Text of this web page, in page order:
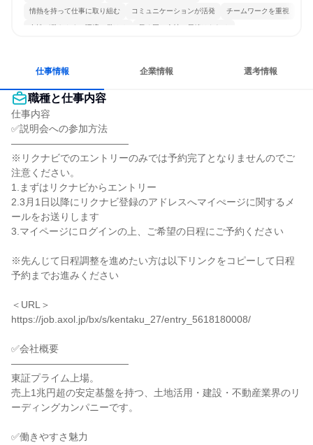
情熱を持って仕事に取り組む コミュニケーションが活発 チームワークを重視
女性が働きやすい環境で働ける 長く同じ会社に居続けられる
仕事情報 企業情報 選考情報
職種と仕事内容
仕事内容
✅説明会への参加方法
――――――――――――
※リクナビでのエントリーのみでは予約完了となりませんのでご
注意ください。
1.まずはリクナビからエントリー
2.3月1日以降にリクナビ登録のアドレスへマイぺージに関するメ
ールをお送りします
3.マイページにログインの上、ご希望の日程にご予約ください
※先んじて日程調整を進めたい方は以下リンクをコピーして日程
予約までお進みください
＜URL＞
https://job.axol.jp/bx/s/kentaku_27/entry_5618180008/
✅会社概要
――――――――――――
東証プライム上場。
売上1兆円超の安定基盤を持つ、土地活用・建設・不動産業界のリ
ーディングカンパニーです。
✅働きやすさ魅力